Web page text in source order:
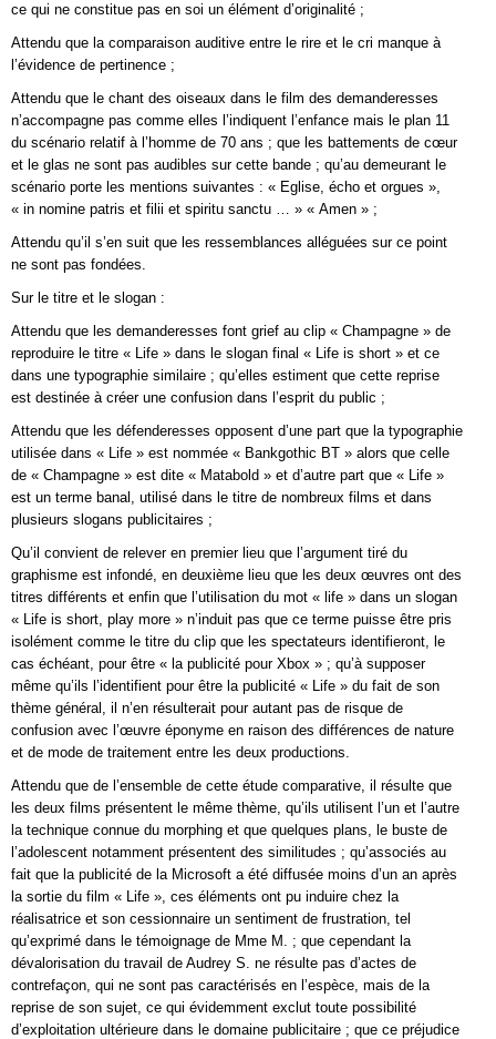
ce qui ne constitue pas en soi un élément d’originalité ;
Attendu que la comparaison auditive entre le rire et le cri manque à
l’évidence de pertinence ;
Attendu que le chant des oiseaux dans le film des demanderesses
n’accompagne pas comme elles l’indiquent l’enfance mais le plan 11
du scénario relatif à l’homme de 70 ans ; que les battements de cœur
et le glas ne sont pas audibles sur cette bande ; qu’au demeurant le
scénario porte les mentions suivantes : « Eglise, écho et orgues »,
« in nomine patris et filii et spiritu sanctu … » « Amen » ;
Attendu qu’il s’en suit que les ressemblances alléguées sur ce point
ne sont pas fondées.
Sur le titre et le slogan :
Attendu que les demanderesses font grief au clip « Champagne » de
reproduire le titre « Life » dans le slogan final « Life is short » et ce
dans une typographie similaire ; qu’elles estiment que cette reprise
est destinée à créer une confusion dans l’esprit du public ;
Attendu que les défenderesses opposent d’une part que la typographie
utilisée dans « Life » est nommée « Bankgothic BT » alors que celle
de « Champagne » est dite « Matabold » et d’autre part que « Life »
est un terme banal, utilisé dans le titre de nombreux films et dans
plusieurs slogans publicitaires ;
Qu’il convient de relever en premier lieu que l’argument tiré du
graphisme est infondé, en deuxième lieu que les deux œuvres ont des
titres différents et enfin que l’utilisation du mot « life » dans un slogan
« Life is short, play more » n’induit pas que ce terme puisse être pris
isolément comme le titre du clip que les spectateurs identifieront, le
cas échéant, pour être « la publicité pour Xbox » ; qu’à supposer
même qu’ils l’identifient pour être la publicité « Life » du fait de son
thème général, il n’en résulterait pour autant pas de risque de
confusion avec l’œuvre éponyme en raison des différences de nature
et de mode de traitement entre les deux productions.
Attendu que de l’ensemble de cette étude comparative, il résulte que
les deux films présentent le même thème, qu’ils utilisent l’un et l’autre
la technique connue du morphing et que quelques plans, le buste de
l’adolescent notamment présentent des similitudes ; qu’associés au
fait que la publicité de la Microsoft a été diffusée moins d’un an après
la sortie du film « Life », ces éléments ont pu induire chez la
réalisatrice et son cessionnaire un sentiment de frustration, tel
qu’exprimé dans le témoignage de Mme M. ; que cependant la
dévalorisation du travail de Audrey S. ne résulte pas d’actes de
contrefaçon, qui ne sont pas caractérisés en l’espèce, mais de la
reprise de son sujet, ce qui évidemment exclut toute possibilité
d’exploitation ultérieure dans le domaine publicitaire ; que ce préjudice